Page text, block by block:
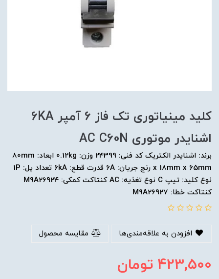
کلید مينياتوری تک فاز 6 آمپر 6KA
اشنایدر موتوری AC C60N
برند: اشنایدر الکتریک کد فنی: 24399 وزن: 0.12kg ابعاد: 80mm
x 18mm x 65mm رنج جریان: 6A قدرت قطع: 6kA تعداد پل: 1P
نوع کلید: تیپ C نوع تغذیه: AC کنتاکت کمکی: M9A26924
کنتاکت خطا: M9A26927
افزودن به علاقه‌مندی‌ها مقایسه محصول
423,500تومان